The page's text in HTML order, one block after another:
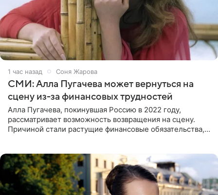
1 час назад Соня Жарова
СМИ: Алла Пугачева может вернуться на
сцену из-за финансовых трудностей
Алла Пугачева, покинувшая Россию в 2022 году,
рассматривает возможность возвращения на сцену.
Причиной стали растущие финансовые обязательства,